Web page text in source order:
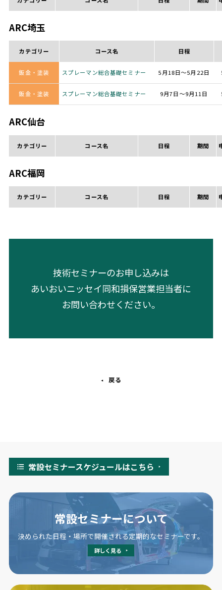
ARC埼玉
カテゴリー コース名 日程
鈑金・塗装 スプレーマン総合基礎セミナー 5月18日～5月22日
鈑金・塗装 スプレーマン総合基礎セミナー 9月7日～9月11日
ARC仙台
カテゴリー コース名 日程 期間
ARC福岡
カテゴリー コース名 日程 期間
技術セミナーのお申し込みは
あいおいニッセイ同和損保営業担当者に
お問い合わせください。
戻る
常設セミナースケジュールはこちら
常設セミナーについて
決められた日程・場所で開催される定期的なセミナーです。
詳しく見る